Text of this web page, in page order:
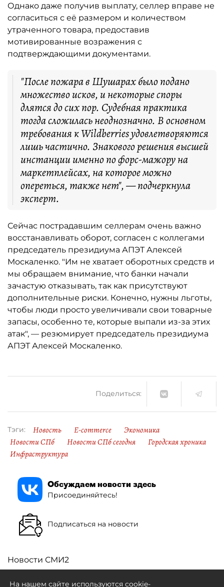
Однако даже получив выплату, селлер вправе не
согласиться с её размером и количеством
утраченного товара, предоставив
мотивированные возражения с
подтверждающими документами.
"После пожара в Шушарах было подано
множество исков, и некоторые споры
длятся до сих пор. Судебная практика
тогда сложилась неоднозначно. В основном
требования к Wildberries удовлетворяются
лишь частично. Знакового решения высшей
инстанции именно по форс-мажору на
маркетплейсах, на которое можно
опереться, также нет", — подчеркнула
эксперт.
Сейчас пострадавшим селлерам очень важно
восстанавливать оборот, согласен с коллегами
председатель президиума АПЭТ Алексей
Москаленко. "Им не хватает оборотных средств и
мы обращаем внимание, что банки начали
зачастую отказывать, так как присутствуют
дополнительные риски. Конечно, нужны льготы,
чтобы люди просто увеличивали свои товарные
запасы, особенно те, которые выпали из-за этих
атак", — резюмирует председатель президиума
АПЭТ Алексей Москаленко.
Поделиться:
Тэги: Новость E-commerce
Экономика
Новости СПб
Новости СПб сегодня
Городская хроника
Инфраструктура
Обсуждаем новости здесь
Присоединяйтесь!
Подписаться на новости
Новости СМИ2
На нашем сайте используются cookie-